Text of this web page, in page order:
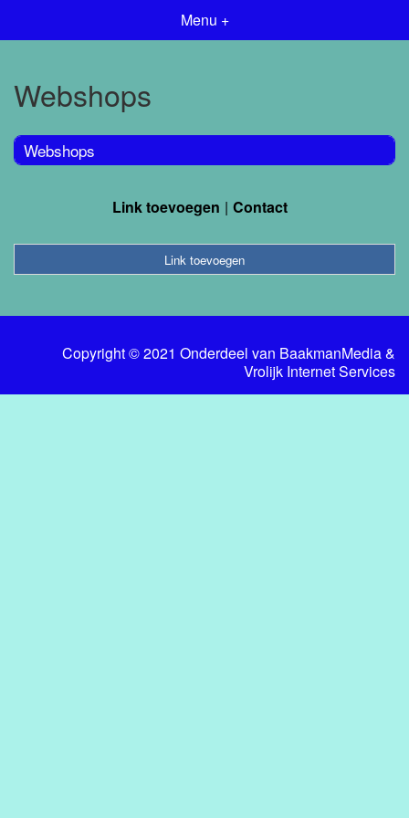
Menu +
Webshops
Webshops
Link toevoegen Contact
Link toevoegen
Copyright © 2021 Onderdeel van BaakmanMedia&
Vrolijk Internet Services